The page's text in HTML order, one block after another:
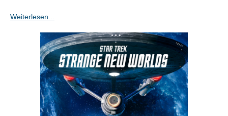
Weiterlesen...